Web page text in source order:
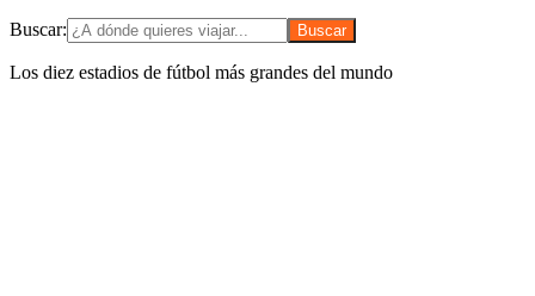
Buscar:
Los diez estadios de fútbol más grandes del mundo